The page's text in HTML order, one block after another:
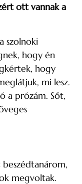
ott vannak a
szolnoki
hogy én
hogy
mi lesz.
a prózám. Sőt,
megvoltak.